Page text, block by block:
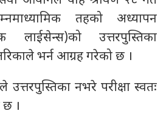
तहको अध्यापन
लाईसेन्स)को उत्तरपुस्तिका
भर्न आग्रह गरेको छ ।
नभरे परीक्षा स्वतः
छ ।